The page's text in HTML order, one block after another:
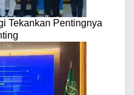
Tekankan Pentingnya